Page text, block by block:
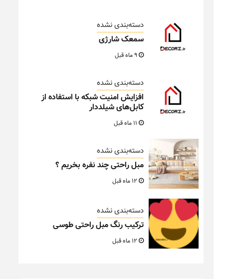
دسته‌بندی نشده
سمعک شارژی
دسته‌بندی نشده
افزایش امنیت شبکه با استفاده از
کابل‌های شیلددار
دسته‌بندی نشده
مبل راحتی چند نفره بخریم ؟
دسته‌بندی نشده
ترکیب رنگ مبل راحتی طوسی